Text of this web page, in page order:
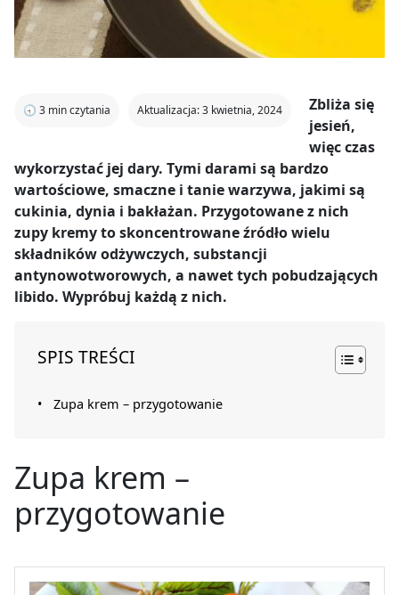
🕣 3 min czytania Aktualizacja: 3 kwietnia, 2024
Zbliża się
jesień,
więc czas
wykorzystać jej dary. Tymi darami są bardzo
wartościowe, smaczne i tanie warzywa, jakimi są
cukinia, dynia i bakłażan. Przygotowane z nich
zupy kremy to skoncentrowane źródło wielu
składników odżywczych, substancji
antynowotworowych, a nawet tych pobudzających
libido. Wypróbuj każdą z nich.
SPIS TREŚCI
Zupa krem – przygotowanie
Zupa krem –
przygotowanie